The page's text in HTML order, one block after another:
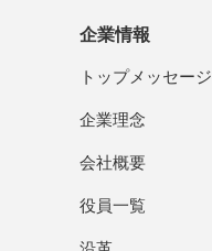
企業情報
トップメッセージ
企業理念
会社概要
役員一覧